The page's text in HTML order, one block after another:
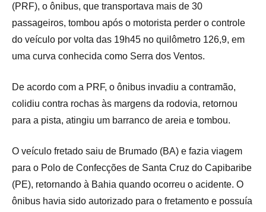
(PRF), o ônibus, que transportava mais de 30
passageiros, tombou após o motorista perder o controle
do veículo por volta das 19h45 no quilômetro 126,9, em
uma curva conhecida como Serra dos Ventos.
De acordo com a PRF, o ônibus invadiu a contramão,
colidiu contra rochas às margens da rodovia, retornou
para a pista, atingiu um barranco de areia e tombou.
O veículo fretado saiu de Brumado (BA) e fazia viagem
para o Polo de Confecções de Santa Cruz do Capibaribe
(PE), retornando à Bahia quando ocorreu o acidente. O
ônibus havia sido autorizado para o fretamento e possuía